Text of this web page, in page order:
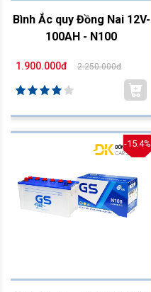
Bình Ắc quy Đồng Nai 12V-
100AH - N100
1.900.000đ 2.250.000đ
-15.4%